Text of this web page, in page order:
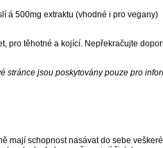
á 500mg extraktu (vhodné i pro vegany)
pro těhotné a kojící. Nepřekračujte
stránce jsou poskytovány pouze pro
mají schopnost nasávat do sebe